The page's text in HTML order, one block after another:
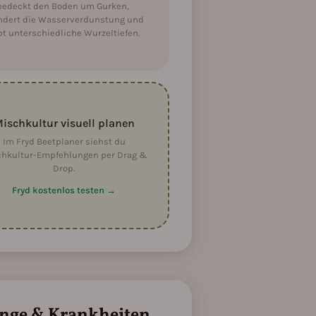
Wasser: mittel, Nährstoffe: mittel)
mittel, Nährstoffe: niedrig)
mittel, Nährstoffe: niedrig)
Nährstoffe: hoch)
den Boden um Gurken,
die Wasserverdunstung und
unterschiedliche Wurzeltiefen.
visuell planen
Im Fryd Beetplaner siehst du
Empfehlungen per Drag &
Drop.
Fryd kostenlos testen →